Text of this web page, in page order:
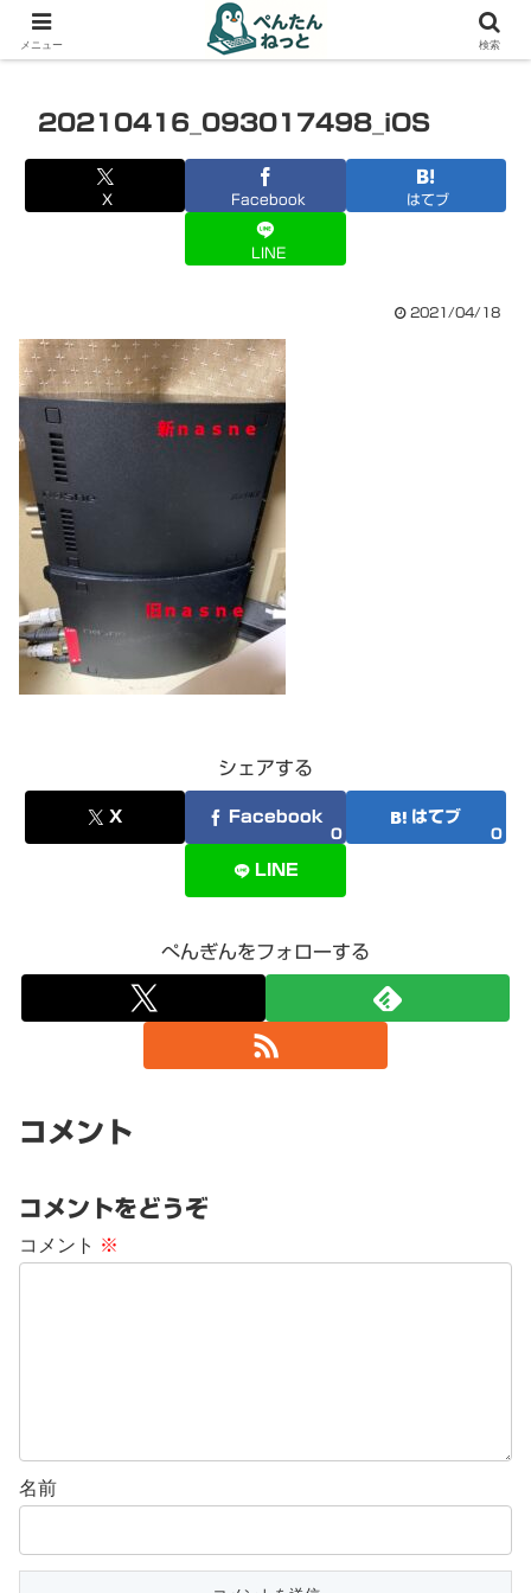
PCやガジェットの備忘録
20210416_093017498_iOS
X Facebook はてブ
LINE
2021/04/18
シェアする
X Facebook
0
はてブ
0
LINE
ぺんぎんをフォローする
コメント
コメントをどうぞ
コメント ※
名前
メニュー 検索